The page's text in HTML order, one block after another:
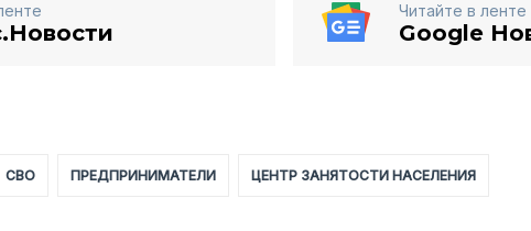
Читайте в ленте
Google
СВО ПРЕДПРИНИМАТЕЛИ ЦЕНТР ЗАНЯТОСТИ НАСЕЛЕНИЯ